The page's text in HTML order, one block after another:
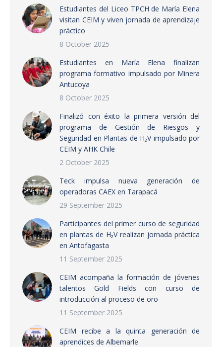
Estudiantes del Liceo TPCH de María Elena
visitan CEIM y viven jornada de aprendizaje
práctico
8 October 2025
Estudiantes en María Elena finalizan
programa formativo impulsado por Minera
Antucoya
8 October 2025
Finalizó con éxito la primera versión del
programa de Gestión de Riesgos y
Seguridad en Plantas de H₂V impulsado por
CEIM y AHK Chile
2 October 2025
Teck impulsa nueva generación de
operadoras CAEX en Tarapacá
29 September 2025
Participantes del primer curso de seguridad
en plantas de H₂V realizan jornada práctica
en Antofagasta
11 September 2025
CEIM acompaña la formación de jóvenes
talentos Gold Fields con curso de
introducción al proceso de oro
11 September 2025
CEIM recibe a la quinta generación de
aprendices de Albemarle